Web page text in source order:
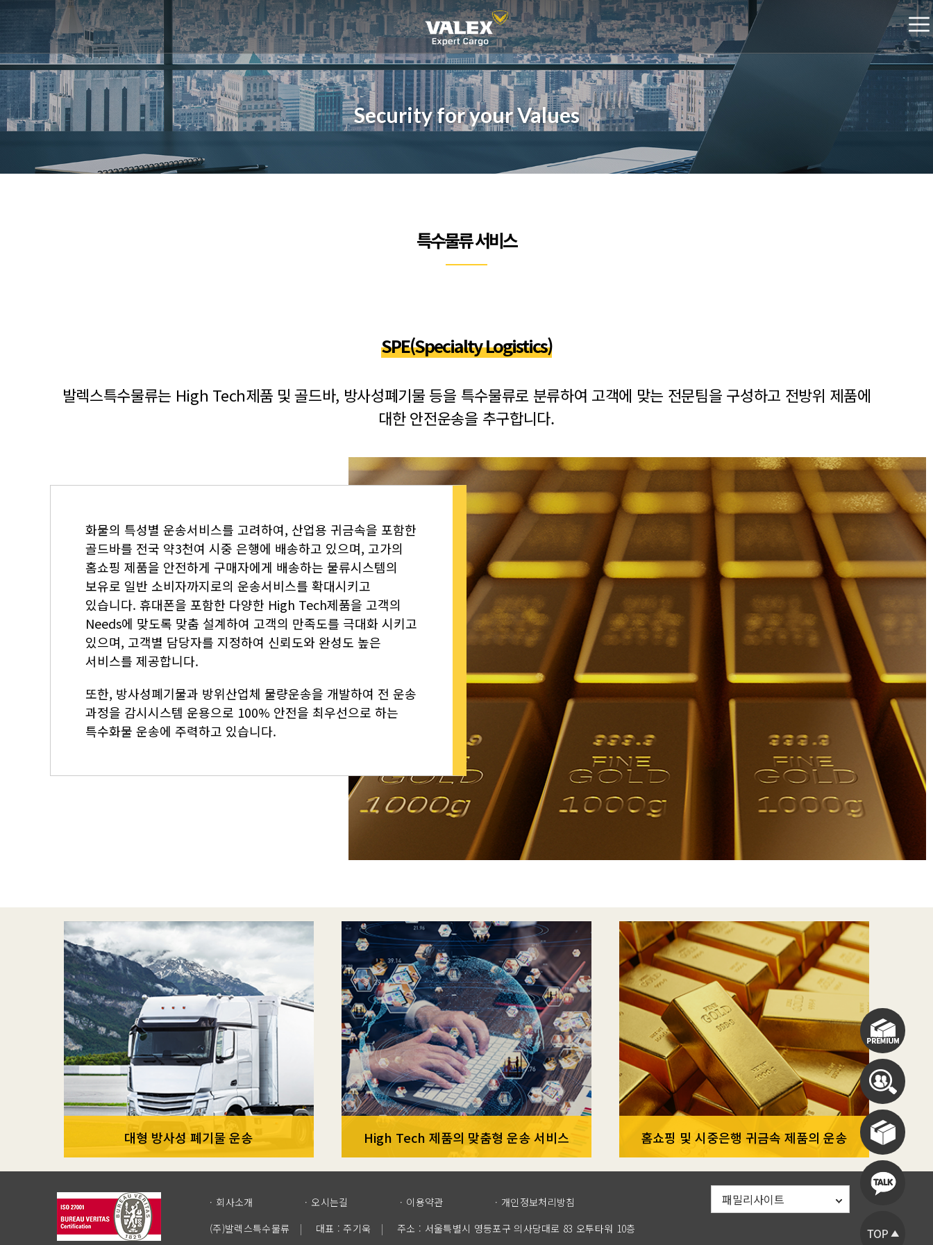
Security for your Values
특수물류 서비스
SPE(Specialty Logistics)
발렉스특수물류는 High Tech제품 및 골드바, 방사성폐기물 등을 특수물류로 분류하여 고객에 맞는 전문팀을 구성하고 전방위 제품에
대한 안전운송을 추구합니다.
화물의 특성별 운송서비스를 고려하여, 산업용 귀금속을 포함한
골드바를 전국 약3천여 시중 은행에 배송하고 있으며, 고가의
홈쇼핑 제품을 안전하게 구매자에게 배송하는 물류시스템의
보유로 일반 소비자까지로의 운송서비스를 확대시키고
있습니다. 휴대폰을 포함한 다양한 High Tech제품을 고객의
Needs에 맞도록 맞춤 설계하여 고객의 만족도를 극대화 시키고
있으며, 고객별 담당자를 지정하여 신뢰도와 완성도 높은
서비스를 제공합니다.
또한, 방사성폐기물과 방위산업체 물량운송을 개발하여 전 운송
과정을 감시시스템 운용으로 100% 안전을 최우선으로 하는
특수화물 운송에 주력하고 있습니다.
대형 방사성 폐기물 운송 High Tech 제품의 맞춤형 운송 서비스 홈쇼핑 및 시중은행 귀금속 제품의 운송
패밀리사이트
회사소개 오시는길 이용약관
개인정보처리방침
(주)발렉스특수물류
| 대표 : 주기욱 | 주소 : 서울특별시 영등포구 의사당대로 83 오투타워 10층